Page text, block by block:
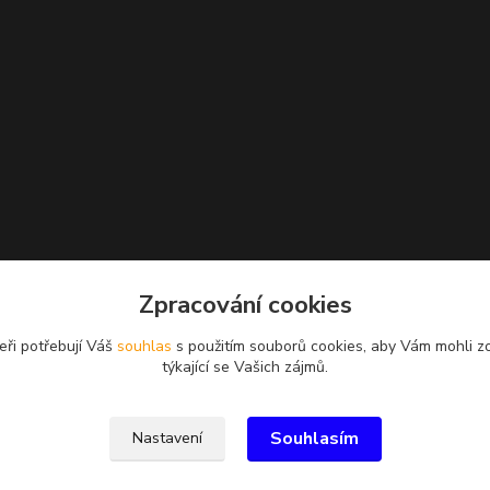
Zpracování cookies
potřebují Váš souhlas s použitím souborů cookies, aby Vám mohli
týkající se Vašich zájmů.
Nastavení Souhlasím